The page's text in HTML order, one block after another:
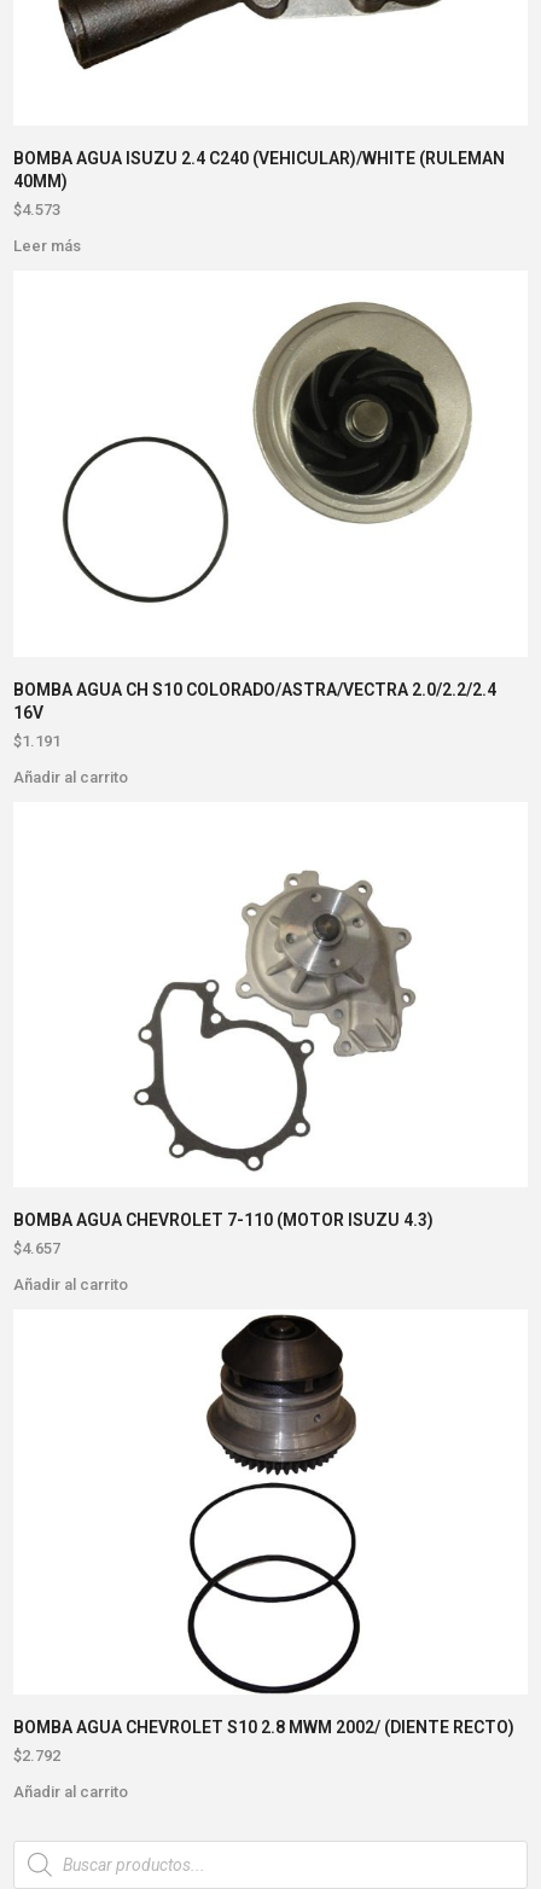
BOMBA AGUA ISUZU 2.4 C240 (VEHICULAR)/WHITE (RULEMAN
40MM)
$4.573
Leer más
BOMBA AGUA CH S10 COLORADO/ASTRA/VECTRA 2.0/2.2/2.4
16V
$1.191
Añadir al carrito
BOMBA AGUA CHEVROLET 7-110 (MOTOR ISUZU 4.3)
$4.657
Añadir al carrito
BOMBA AGUA CHEVROLET S10 2.8 MWM 2002/ (DIENTE RECTO)
$2.792
Añadir al carrito
Búsqueda
de
productos